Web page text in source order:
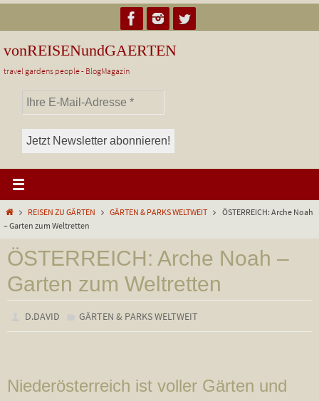
Inhalt
springen
vonREISENundGAERTEN
travel gardens people - BlogMagazin
StartREISEN ZU GÄRTEN GÄRTEN & PARKS WELTWEIT
ÖSTERREICH: Arche Noah
– Garten zum Weltretten
ÖSTERREICH: Arche Noah –
Garten zum Weltretten
D.DAVID GÄRTEN & PARKS WELTWEIT
Niederösterreich ist voller Gärten und